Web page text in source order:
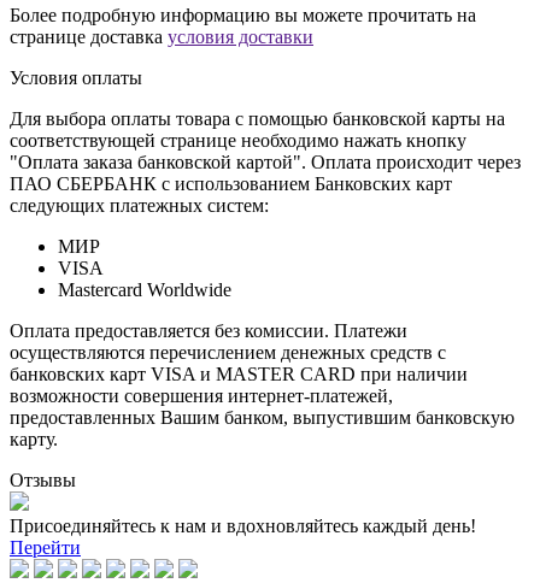
Более подробную информацию вы можете прочитать на
странице доставка условия доставки
Условия оплаты
Для выбора оплаты товара с помощью банковской карты на
соответствующей странице необходимо нажать кнопку
"Оплата заказа банковской картой". Оплата происходит через
ПАО СБЕРБАНК с использованием Банковских карт
следующих платежных систем:
МИР
VISA
Mastercard Worldwide
Оплата предоставляется без комиссии. Платежи
осуществляются перечислением денежных средств с
банковских карт VISA и MASTER CARD при наличии
возможности совершения интернет-платежей,
предоставленных Вашим банком, выпустившим банковскую
карту.
Отзывы
Присоединяйтесь к нам и вдохновляйтесь каждый день!
Перейти